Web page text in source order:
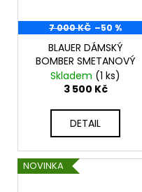
7 000 KČ –50 %
BLAUER DÁMSKÝ
BOMBER SMETANOVÝ
Skladem (1 ks)
3 500 Kč
DETAIL
NOVINKA